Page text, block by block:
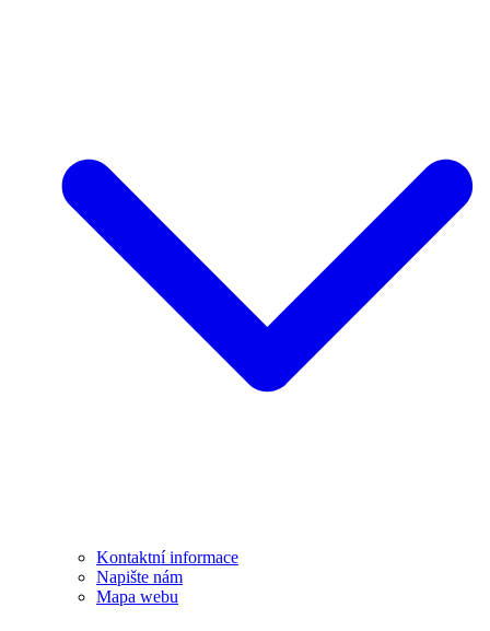
Kontaktní informace
Napište nám
Mapa webu